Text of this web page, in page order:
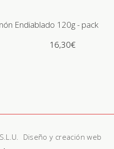
Endiablado 120g - pack
Valorado
16,30€
S.L.U. Diseño y creación web